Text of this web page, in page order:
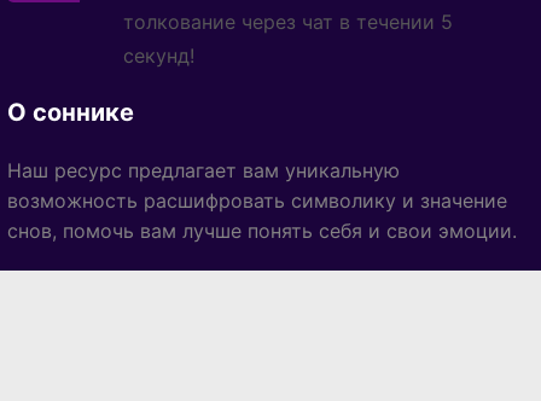
толкование через чат в течении 5
секунд!
О соннике
Наш ресурс предлагает вам уникальную
возможность расшифровать символику и значение
снов, помочь вам лучше понять себя и свои эмоции.